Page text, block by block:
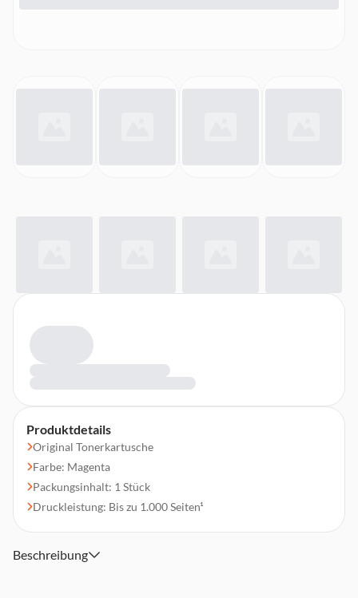
Produktdetails
Original Tonerkartusche
Farbe: Magenta
Packungsinhalt: 1 Stück
Druckleistung: Bis zu 1.000 Seiten¹
Beschreibung